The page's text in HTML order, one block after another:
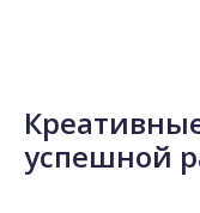
успешной